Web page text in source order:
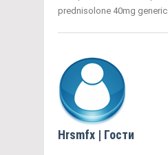
prednisolone 40mg generic
Hrsmfx | Гости